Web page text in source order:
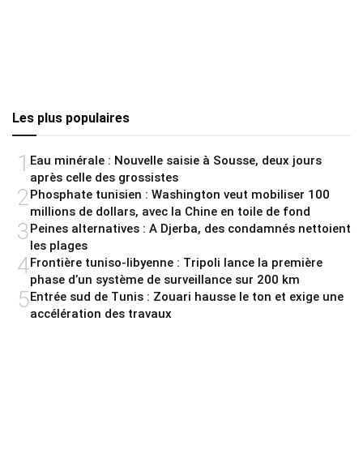
Les plus populaires
1 Eau minérale : Nouvelle saisie à Sousse, deux jours
après celle des grossistes
2Phosphate tunisien : Washington veut mobiliser 100
millions de dollars, avec la Chine en toile de fond
3Peines alternatives : A Djerba, des condamnés nettoient
les plages
4Frontière tuniso-libyenne : Tripoli lance la première
phase d’un système de surveillance sur 200 km
5Entrée sud de Tunis : Zouari hausse le ton et exige une
accélération des travaux